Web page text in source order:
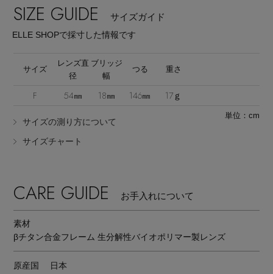
SIZE GUIDE サイズガイド
ELLE SHOPで採寸した情報です
サイズ
レンズ直
径
ブリッジ
幅
つる 重さ
F 54㎜ 18㎜ 146㎜ 17ｇ
サイズの測り方について
サイズチャート
単位：cm
CARE GUIDE お手入れについて
素材
βチタン合金フレーム 生分解性バイオポリマー製レンズ
原産国 日本